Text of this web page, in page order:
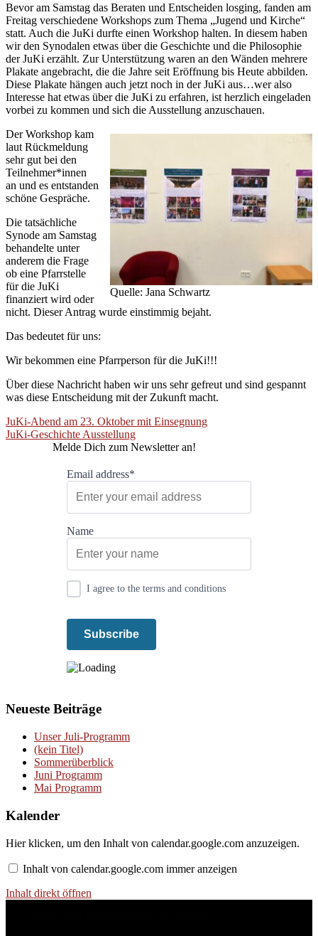
Bevor am Samstag das Beraten und Entscheiden losging, fanden am
Freitag verschiedene Workshops zum Thema „Jugend und Kirche“
statt. Auch die JuKi durfte einen Workshop halten. In diesem haben
wir den Synodalen etwas über die Geschichte und die Philosophie
der JuKi erzählt. Zur Unterstützung waren an den Wänden mehrere
Plakate angebracht, die die Jahre seit Eröffnung bis Heute abbilden.
Diese Plakate hängen auch jetzt noch in der JuKi aus…wer also
Interesse hat etwas über die JuKi zu erfahren, ist herzlich eingeladen
vorbei zu kommen und sich die Ausstellung anzuschauen.
Quelle: Jana Schwartz
Der Workshop kam
laut Rückmeldung
sehr gut bei den
Teilnehmer*innen
an und es entstanden
schöne Gespräche.
Die tatsächliche
Synode am Samstag
behandelte unter
anderem die Frage
ob eine Pfarrstelle
für die JuKi
finanziert wird oder
nicht. Dieser Antrag wurde einstimmig bejaht.
Das bedeutet für uns:
Wir bekommen eine Pfarrperson für die JuKi!!!
Über diese Nachricht haben wir uns sehr gefreut und sind gespannt
was diese Entscheidung mit der Zukunft macht.
Beitragsnavigation
JuKi-Abend am 23. Oktober mit Einsegnung
JuKi-Geschichte Ausstellung
Melde Dich zum Newsletter an!
Email address*
Name
I agree to the terms and conditions
Neueste Beiträge
Unser Juli-Programm
(kein Titel)
Sommerüberblick
Juni Programm
Mai Programm
Kalender
Inhalt
calendar.google.com
anzeigen
Hier klicken, um den Inhalt von calendar.google.com anzuzeigen.
Inhalt von calendar.google.com immer anzeigen
Inhalt direkt öffnen